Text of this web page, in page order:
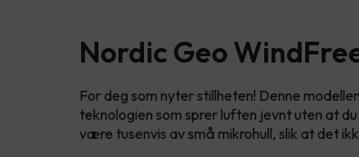
Nordic Geo
For deg som nyter stillheten! Denne
teknologien som sprer luften jevnt uten at
være tusenvis av små mikrohull, slik at det